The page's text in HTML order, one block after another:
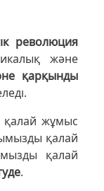
революция
және
қарқынды
қалай жұмыс
қалай
қалай
.